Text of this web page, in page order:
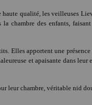
qualité, les veilleuses
chambre des enfants,
Elles apportent une
et apaisante dans
leur chambre, véritable nid